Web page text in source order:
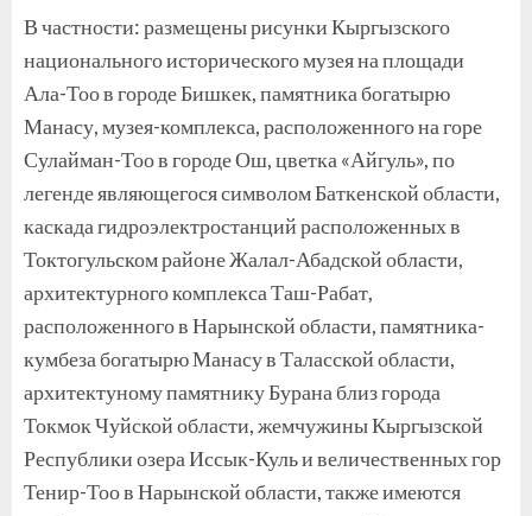
В частности: размещены рисунки Кыргызского
национального исторического музея на площади
Ала-Тоо в городе Бишкек, памятника богатырю
Манасу, музея-комплекса, расположенного на горе
Сулайман-Тоо в городе Ош, цветка «Айгуль», по
легенде являющегося символом Баткенской области,
каскада гидроэлектростанций расположенных в
Токтогульском районе Жалал-Абадской области,
архитектурного комплекса Таш-Рабат,
расположенного в Нарынской области, памятника-
кумбеза богатырю Манасу в Таласской области,
архитектуному памятнику Бурана близ города
Токмок Чуйской области, жемчужины Кыргызской
Республики озера Иссык-Куль и величественных гор
Тенир-Тоо в Нарынской области, также имеются